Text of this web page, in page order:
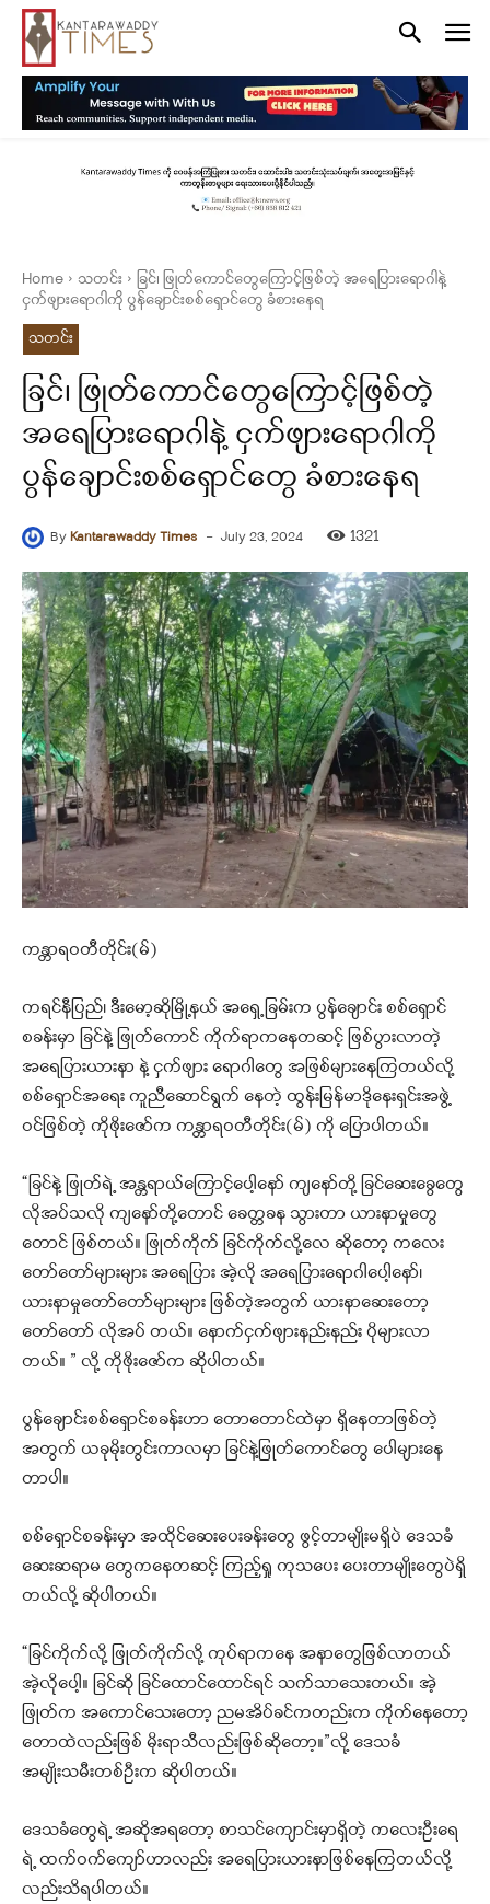
Home သတင်း
ခြင်၊ ဖြုတ်ကောင်တွေကြောင့်ဖြစ်တဲ့ အရေပြားရောဂါနဲ့
ငှက်ဖျားရောဂါကို ပွန်ချောင်းစစ်ရှောင်တွေ ခံစားနေရ
သတင်း
ခြင်၊ ဖြုတ်ကောင်တွေကြောင့်ဖြစ်တဲ့
အရေပြားရောဂါနဲ့ ငှက်ဖျားရောဂါကို
ပွန်ချောင်းစစ်ရှောင်တွေ ခံစားနေရ
ByKantarawaddy Times - July 23, 2024 1321
ကန္တာရဝတီတိုင်း(မ်)
ကရင်နီပြည်၊ ဒီးမော့ဆိုမြို့နယ် အရှေ့ခြမ်းက ပွန်ချောင်း စစ်ရှောင်
စခန်းမှာ ခြင်နဲ့ ဖြုတ်ကောင် ကိုက်ရာကနေတဆင့် ဖြစ်ပွားလာတဲ့
အရေပြားယားနာ နဲ့ ငှက်ဖျား ရောဂါတွေ အဖြစ်များနေကြတယ်လို့
စစ်ရှောင်အရေး ကူညီဆောင်ရွက် နေတဲ့ ထွန်းမြန်မာဒိုနေးရှင်းအဖွဲ့
ဝင်ဖြစ်တဲ့ ကိုဖိုးဇော်က ကန္တာရဝတီတိုင်း(မ်) ကို ပြောပါတယ်။
“ခြင်နဲ့ ဖြုတ်ရဲ့ အန္တရာယ်ကြောင့်ပေါ့နော် ကျနော်တို့ ခြင်ဆေးခွေတွေ
လိုအပ်သလို ကျနော်တို့တောင် ခေတ္တခန သွားတာ ယားနာမှုတွေ
တောင် ဖြစ်တယ်။ ဖြုတ်ကိုက် ခြင်ကိုက်လို့လေ ဆိုတော့ ကလေး
တော်တော်များများ အရေပြား အဲ့လို အရေပြားရောဂါပေါ့နော်၊
ယားနာမှုတော်တော်များများ ဖြစ်တဲ့အတွက် ယားနာဆေးတော့
တော်တော် လိုအပ် တယ်။ နောက်ငှက်ဖျားနည်းနည်း ပိုများလာ
တယ်။ ” လို့ ကိုဖိုးဇော်က ဆိုပါတယ်။
ပွန်ချောင်းစစ်ရှောင်စခန်းဟာ တောတောင်ထဲမှာ ရှိနေတာဖြစ်တဲ့
အတွက် ယခုမိုးတွင်းကာလမှာ ခြင်နဲ့ဖြုတ်ကောင်တွေ ပေါများနေ
တာပါ။
စစ်ရှောင်စခန်းမှာ အထိုင်ဆေးပေးခန်းတွေ ဖွင့်တာမျိုးမရှိပဲ ဒေသခံ
ဆေးဆရာမ တွေကနေတဆင့် ကြည့်ရှု ကုသပေး ပေးတာမျိုးတွေပဲရှိ
တယ်လို့ ဆိုပါတယ်။
“ခြင်ကိုက်လို့ ဖြုတ်ကိုက်လို့ ကုပ်ရာကနေ အနာတွေဖြစ်လာတယ်
အဲ့လိုပေါ့။ ခြင်ဆို ခြင်ထောင်ထောင်ရင် သက်သာသေးတယ်။ အဲ့
ဖြုတ်က အကောင်သေးတော့ ညမအိပ်ခင်ကတည်းက ကိုက်နေတော့
တောထဲလည်းဖြစ် မိုးရာသီလည်းဖြစ်ဆိုတော့။”လို့ ဒေသခံ
အမျိုးသမီးတစ်ဦးက ဆိုပါတယ်။
ဒေသခံတွေရဲ့ အဆိုအရတော့ စာသင်ကျောင်းမှာရှိတဲ့ ကလေးဦးရေ
ရဲ့ ထက်ဝက်ကျော်ဟာလည်း အရေပြားယားနာဖြစ်နေကြတယ်လို့
လည်းသိရပါတယ်။